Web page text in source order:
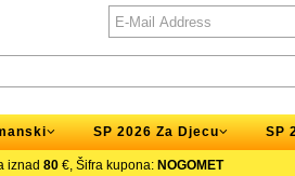
SP 2026 Za Djecu SP
iznad 80 €, Šifra kupona: NOGOMET